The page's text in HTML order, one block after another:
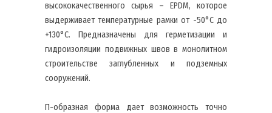
высококачественного сырья – EPDM, которое
выдерживает температурные рамки от -50°C до
+130°C. Предназначены для герметизации и
гидроизоляции подвижных швов в монолитном
строительстве заглубленных и подземных
сооружений.
П-образная форма дает возможность точно